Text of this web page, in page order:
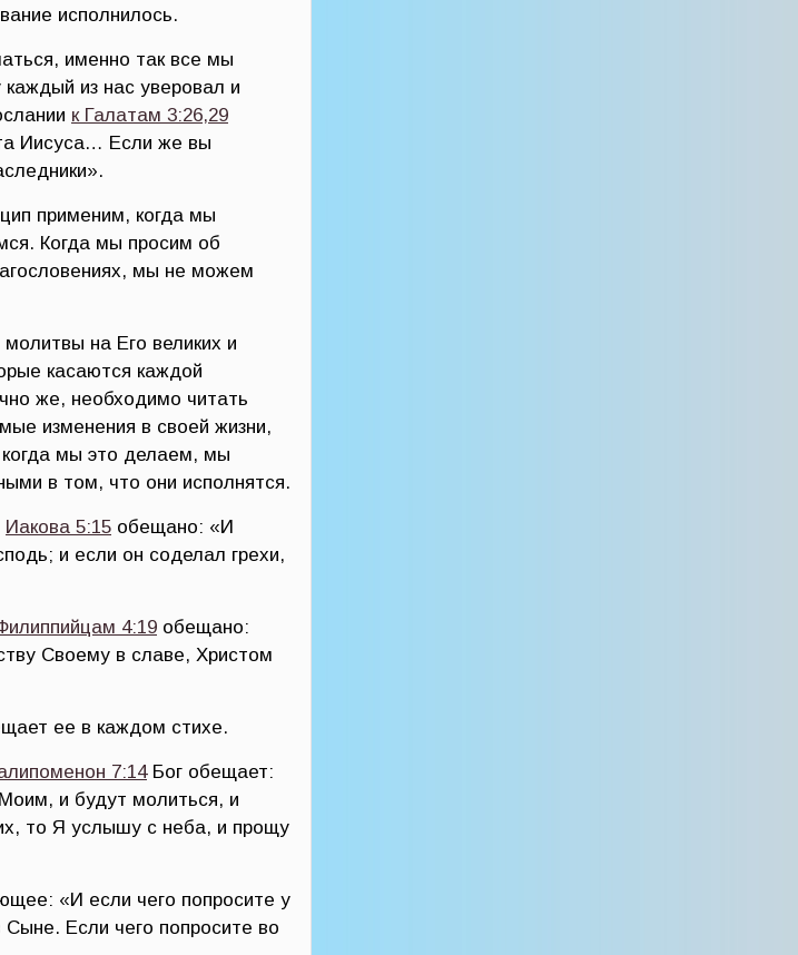
исполнилось.
именно так все мы
из нас уверовал и
к Галатам 3:26,29
Иисуса… Если же вы
применим, когда мы
Когда мы просим об
мы не можем
на Его великих и
касаются каждой
же, необходимо читать
изменения в своей жизни,
мы это делаем, мы
в том, что они исполнятся.
Иакова 5:15 обещано: «И
и если он соделал грехи,
4:19 обещано:
Своему в славе, Христом
ее в каждом стихе.
7:14Бог обещает:
и будут молиться, и
то Я услышу с неба, и прощу
«И если чего попросите у
Если чего попросите во